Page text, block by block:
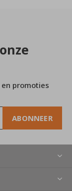
promoties
ABONNEER